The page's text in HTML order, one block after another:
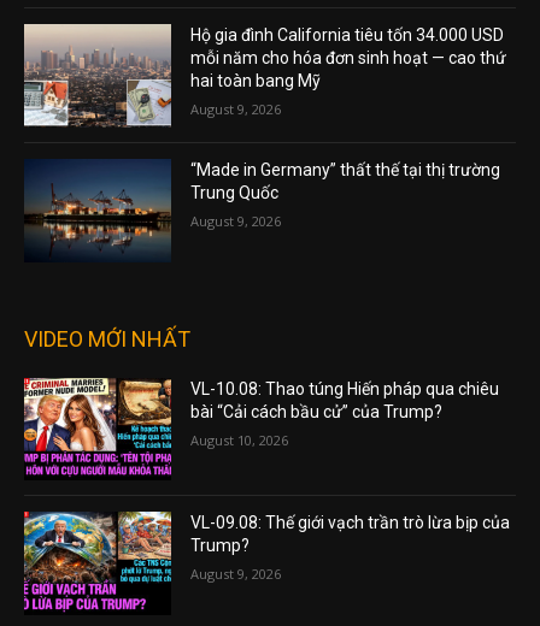
Hộ gia đình California tiêu tốn 34.000 USD
mỗi năm cho hóa đơn sinh hoạt — cao thứ
hai toàn bang Mỹ
August 9, 2026
“Made in Germany” thất thế tại thị trường
Trung Quốc
August 9, 2026
VIDEO MỚI NHẤT
VL-10.08: Thao túng Hiến pháp qua chiêu
bài “Cải cách bầu cử” của Trump?
August 10, 2026
VL-09.08: Thế giới vạch trần trò lừa bịp của
Trump?
August 9, 2026